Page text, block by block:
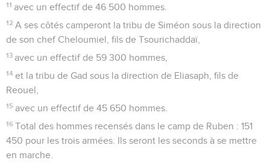
11 avec un effectif de 46 500 hommes.
12 A ses côtés camperont la tribu de Siméon sous la direction
de son chef Cheloumiel, fils de Tsourichaddaï,
13 avec un effectif de 59 300 hommes,
14 et la tribu de Gad sous la direction de Eliasaph, fils de
Reouel,
15 avec un effectif de 45 650 hommes.
16 Total des hommes recensés dans le camp de Ruben : 151
450 pour les trois armées. Ils seront les seconds à se mettre
en marche.